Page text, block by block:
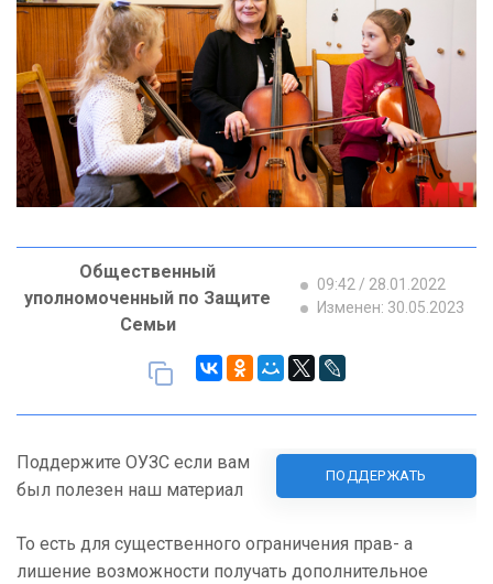
Общественный
уполномоченный по Защите
Семьи
09:42 / 28.01.2022
Изменен: 30.05.2023
Поддержите ОУЗС если вам
был полезен наш материал
ПОДДЕРЖАТЬ
То есть для существенного ограничения прав- а
лишение возможности получать дополнительное